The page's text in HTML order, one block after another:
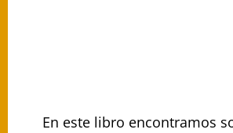
En este libro encontramos